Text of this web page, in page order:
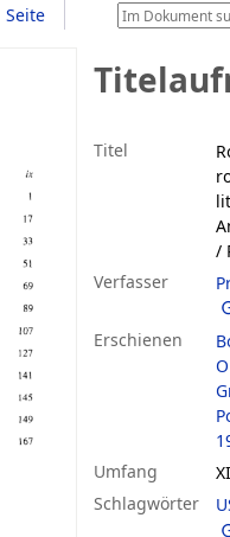
Seite
Titel
/
Verfasser
Erschienen
Umfang
Schlagwörter